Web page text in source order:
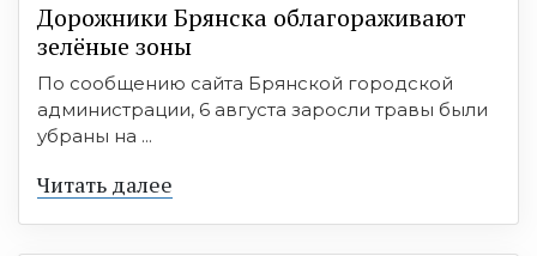
Дорожники Брянска облагораживают
зелёные зоны
По сообщению сайта Брянской городской
администрации, 6 августа заросли травы были
убраны на ...
Читать далее